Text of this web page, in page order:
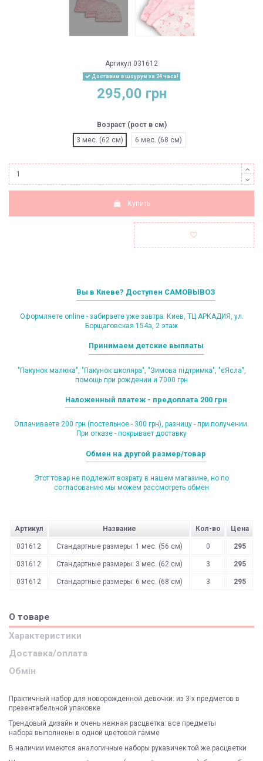
Артикул 031612
Доставим в шоурум за 24 часа!
295,00 грн
Возраст (рост в см)
3 мес. (62 см)
6 мес. (68 см)
Купить
Вы в Киеве? Доступен САМОВЫВОЗ
Оформляете online - забираете уже завтра: Киев, ТЦ АРКАДИЯ, ул.
Борщаговская 154а, 2 этаж
Принимаем детские выплаты
"Пакунок малюка", "Пакунок школяра", "Зимова підтримка", "єЯсла",
помощь при рождении и 7000 грн
Наложенный платеж - предоплата 200 грн
Оплачиваете 200 грн (постельное - 300 грн), разницу - при получении.
При отказе - покрывает доставку
Обмен на другой размер/товар
Этот товар не подлежит возрату в нашем магазине, но по
согласованию мы можем рассмотреть обмен
Артикул Название Кол-во Цена
031612 Стандартные размеры: 1 мес. (56 см) 0 295
031612 Стандартные размеры: 3 мес. (62 см) 3 295
031612 Стандартные размеры: 6 мес. (68 см) 3 295
О товаре
Характеристики
Доставка/оплата
Обмін
Практичный набор для новорожденной девочки: из 3-х предметов в
презентабельной упаковке
Трендовый дизайн и очень нежная расцветка: все предметы
набора выполнены в одной цветовой гамме
В наличии имеются аналогичные наборы рукавичек той же расцветки